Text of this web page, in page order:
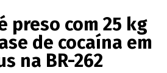
preso com 25 kg
de cocaína em
na BR-262